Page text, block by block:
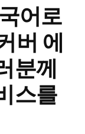
어로
버 에
분께
스를